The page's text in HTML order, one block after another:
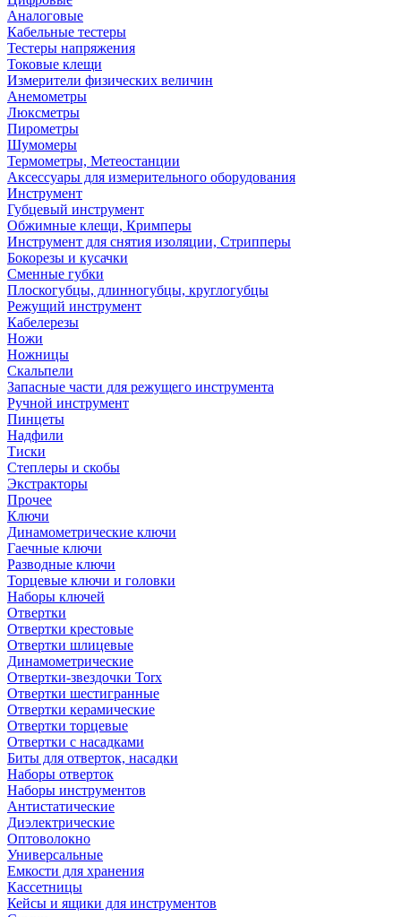
Аналоговые
Кабельные тестеры
Тестеры напряжения
Токовые клещи
Измерители физических величин
Анемометры
Люксметры
Пирометры
Шумомеры
Термометры, Метеостанции
Аксессуары для измерительного оборудования
Инструмент
Губцевый инструмент
Обжимные клещи, Кримперы
Инструмент для снятия изоляции, Стрипперы
Бокорезы и кусачки
Сменные губки
Плоскогубцы, длинногубцы, круглогубцы
Режущий инструмент
Кабелерезы
Ножи
Ножницы
Скальпели
Запасные части для режущего инструмента
Ручной инструмент
Пинцеты
Надфили
Тиски
Степлеры и скобы
Экстракторы
Прочее
Ключи
Динамометрические ключи
Гаечные ключи
Разводные ключи
Торцевые ключи и головки
Наборы ключей
Отвертки
Отвертки крестовые
Отвертки шлицевые
Динамометрические
Отвертки-звездочки Torx
Отвертки шестигранные
Отвертки керамические
Отвертки торцевые
Отвертки с насадками
Биты для отверток, насадки
Наборы отверток
Наборы инструментов
Антистатические
Диэлектрические
Оптоволокно
Универсальные
Емкости для хранения
Кассетницы
Кейсы и ящики для инструментов